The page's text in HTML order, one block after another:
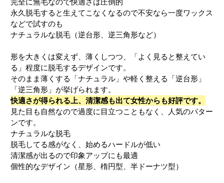
永久脱毛すると生えてこなくなるので不安なら一度ワックス
などで試すのも
ナチュラルな脱毛（逆台形、逆三角形など）
形を大きくは変えず、薄くしつつ、「よく見ると整えてい
る」程度に脱毛するデザインです。
そのまま薄くする「ナチュラル」や軽く整える「逆台形」
「逆三角形」が挙げられます。
快適さが得られる上、清潔感も出て女性からも好評です。
見た目も自然なので過度に目立つこともなく、人気のパター
ンです。
ナチュラルな脱毛
脱毛してる感がなく、始めるハードルが低い
清潔感が出るので印象アップにも最適
個性的なデザイン（星形、楕円型、半ドーナツ型）